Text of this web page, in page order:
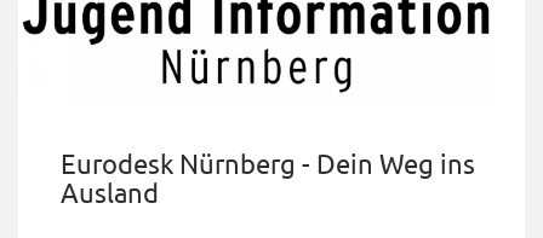
Eurodesk Nürnberg - Dein Weg ins
Ausland